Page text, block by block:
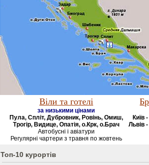
Віли та готелі
за низькими цінами
Пула, Спліт, Дубровник, Ровінь, Омиш,
Трогір, Видице, Опатія, о.Крк, о.Брач
Автобусні і авіатури
Регулярні чартери з травня по жовтень
Київ
Львів
Топ-10 курортів